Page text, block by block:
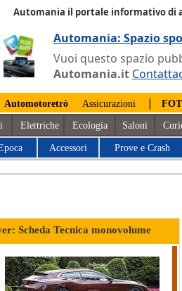
Automania il portale informativo di
Automania: Spazio
Vuoi questo spazio
Automania.it
Automotoretrò Assicurazioni |
Elettriche Ecologia Saloni
Accessori Prove e Crash
Scheda Tecnica monovolume